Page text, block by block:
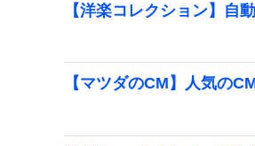
【洋楽コレクション】自
【マツダのCM】人気の